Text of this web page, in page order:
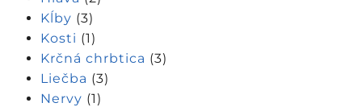
Kĺby (3)
Kosti (1)
Krčná chrbtica (3)
Liečba (3)
Nervy (1)